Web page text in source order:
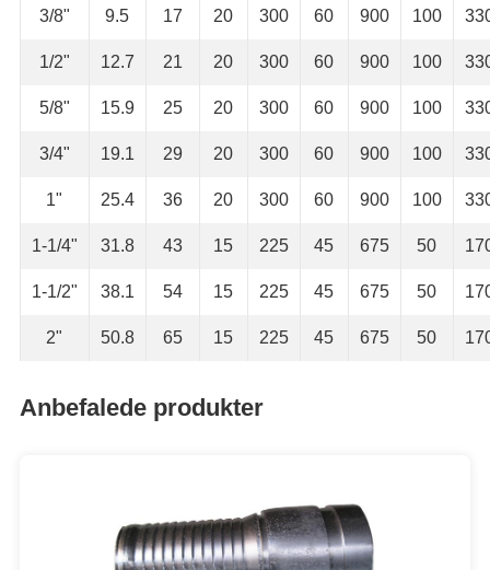
3/8" 9.5 17 20 300 60 900 100
1/2" 12.7 21 20 300 60 900 100
5/8" 15.9 25 20 300 60 900 100
3/4" 19.1 29 20 300 60 900 100
1" 25.4 36 20 300 60 900 100
1-1/4" 31.8 43 15 225 45 675 50
1-1/2" 38.1 54 15 225 45 675 50
2" 50.8 65 15 225 45 675 50
Anbefalede produkter